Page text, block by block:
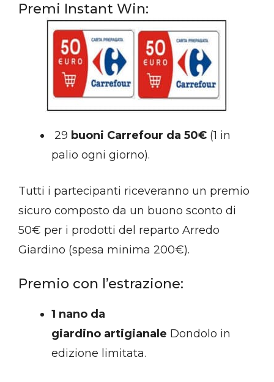
Premi Instant Win:
29 buoni Carrefour da 50€ (1 in
palio ogni giorno).
Tutti i partecipanti riceveranno un premio
sicuro composto da un buono sconto di
50€ per i prodotti del reparto Arredo
Giardino (spesa minima 200€).
Premio con l’estrazione:
1 nano da
giardino artigianale Dondolo in
edizione limitata.